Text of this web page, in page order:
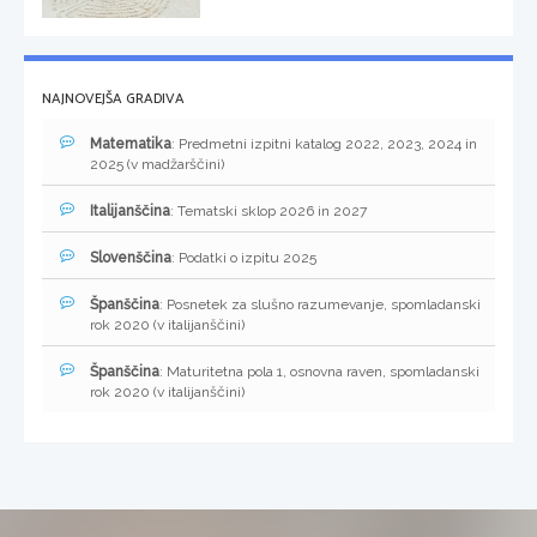
NAJNOVEJŠA GRADIVA
Matematika: Predmetni izpitni katalog 2022, 2023, 2024 in
2025 (v madžarščini)
Italijanščina: Tematski sklop 2026 in 2027
Slovenščina: Podatki o izpitu 2025
Španščina: Posnetek za slušno razumevanje, spomladanski
rok 2020 (v italijanščini)
Španščina: Maturitetna pola 1, osnovna raven, spomladanski
rok 2020 (v italijanščini)